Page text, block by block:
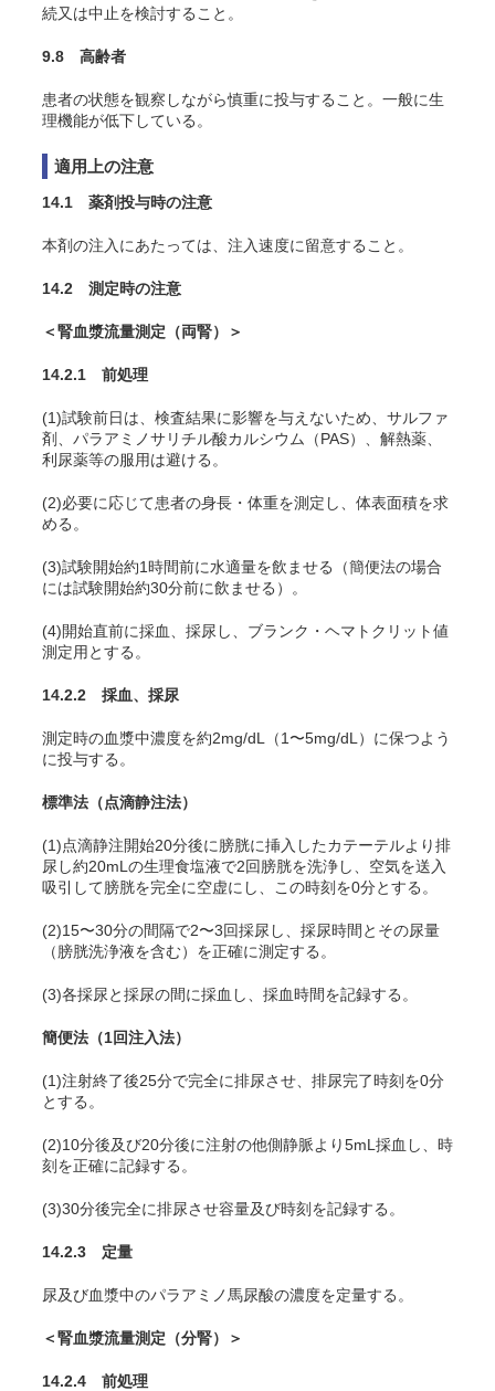
続又は中止を検討すること。
9.8 高齢者
患者の状態を観察しながら慎重に投与すること。一般に生
理機能が低下している。
適用上の注意
14.1 薬剤投与時の注意
本剤の注入にあたっては、注入速度に留意すること。
14.2 測定時の注意
＜腎血漿流量測定（両腎）＞
14.2.1 前処理
(1)試験前日は、検査結果に影響を与えないため、サルファ
剤、パラアミノサリチル酸カルシウム（PAS）、解熱薬、
利尿薬等の服用は避ける。
(2)必要に応じて患者の身長・体重を測定し、体表面積を求
める。
(3)試験開始約1時間前に水適量を飲ませる（簡便法の場合
には試験開始約30分前に飲ませる）。
(4)開始直前に採血、採尿し、ブランク・ヘマトクリット値
測定用とする。
14.2.2 採血、採尿
測定時の血漿中濃度を約2mg/dL（1〜5mg/dL）に保つよう
に投与する。
標準法（点滴静注法）
(1)点滴静注開始20分後に膀胱に挿入したカテーテルより排
尿し約20mLの生理食塩液で2回膀胱を洗浄し、空気を送入
吸引して膀胱を完全に空虚にし、この時刻を0分とする。
(2)15〜30分の間隔で2〜3回採尿し、採尿時間とその尿量
（膀胱洗浄液を含む）を正確に測定する。
(3)各採尿と採尿の間に採血し、採血時間を記録する。
簡便法（1回注入法）
(1)注射終了後25分で完全に排尿させ、排尿完了時刻を0分
とする。
(2)10分後及び20分後に注射の他側静脈より5mL採血し、時
刻を正確に記録する。
(3)30分後完全に排尿させ容量及び時刻を記録する。
14.2.3 定量
尿及び血漿中のパラアミノ馬尿酸の濃度を定量する。
＜腎血漿流量測定（分腎）＞
14.2.4 前処理